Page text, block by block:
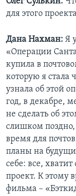
для этого
Дана Нахман: Я
«Операции
купила в
которую я стала
узнала об этой
год, в декабре,
не сделать об
слишком поздно,
время для
планы на
себе: все,
проект. К этому
фильма –